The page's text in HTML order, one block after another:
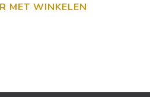
MET WINKELEN